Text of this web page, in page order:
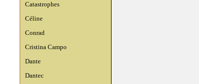
Catastrophes
Céline
Conrad
Cristina Campo
Dante
Dantec